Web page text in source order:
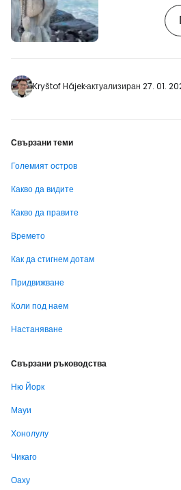
право на капу.
изправени пред
единственото
население на
отпуснете и на
Kryštof Hájekактуализиран 27. 01.
Свързани теми
Големият остров
Какво да видите
Какво да правите
Времето
Как да стигнем дотам
Придвижване
Коли под наем
Настаняване
Свързани ръководства
Ню Йорк
Мауи
Хонолулу
Чикаго
Оаху